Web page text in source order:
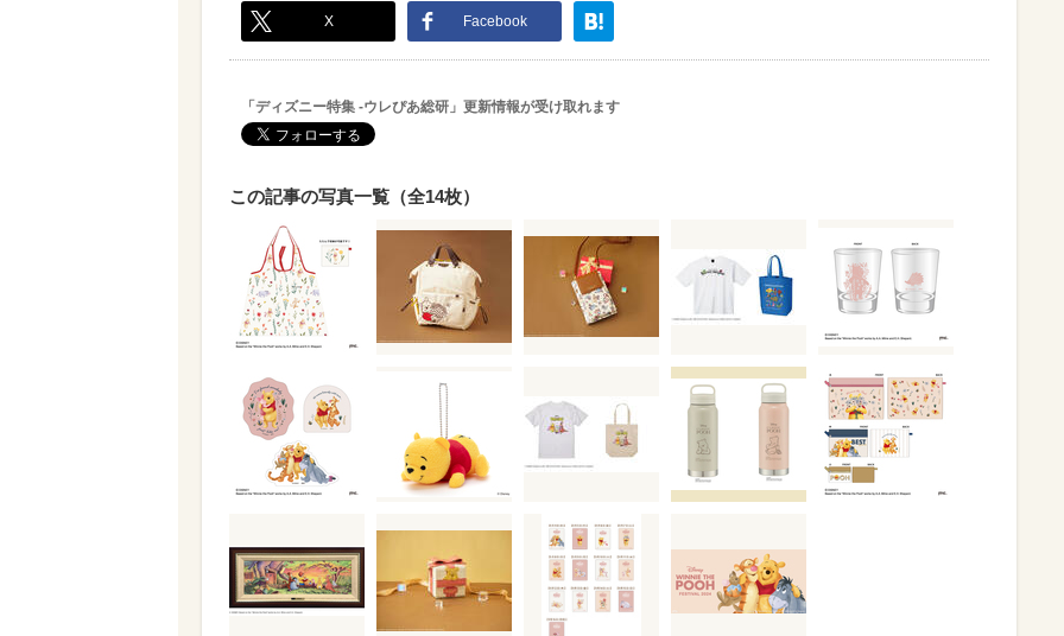
X Facebook
「ディズニー特集 -ウレぴあ総研」更新情報が受け取れます
この記事の写真一覧（全14枚）